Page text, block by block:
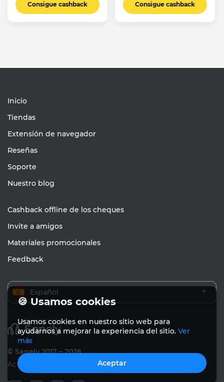
Consigue cashback Consigue cashback
Inicio
Tiendas
Extensión de navegador
Reseñas
Soporte
Nuestro blog
Cashback offline de los cheques
Invite a amigos
Materiales promocionales
Feedback
Español
© Sanely 2017 – 2026
Acuerdo de usuario
🍪 Usamos cookies
Usamos cookies en nuestro sitio web para
ayudarnos a mejorar la experiencia del sitio. Ver
más
Aceptar